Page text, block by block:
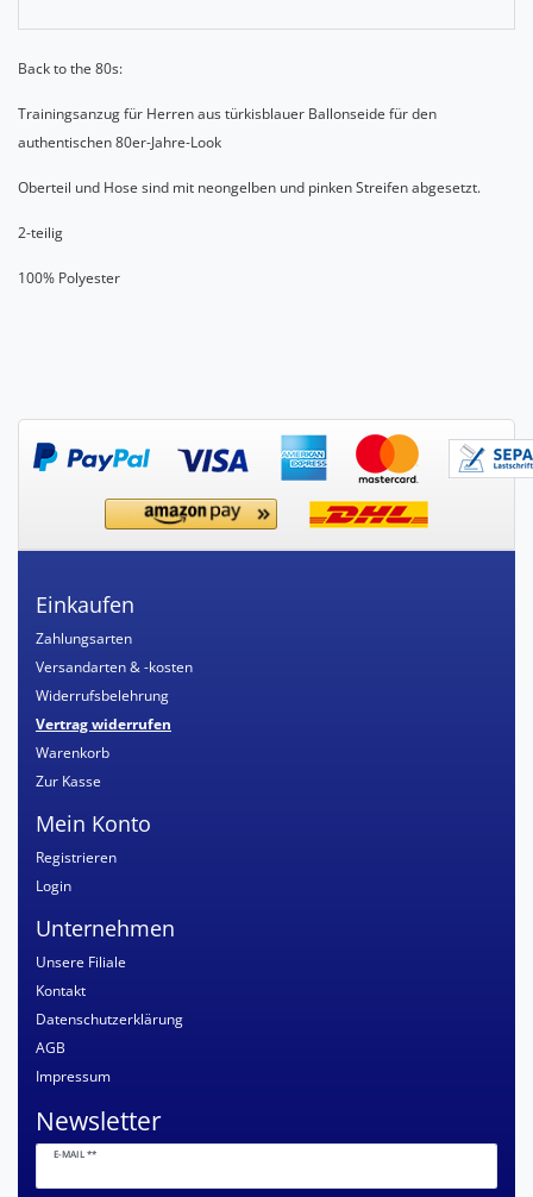
Back to the 80s:
Trainingsanzug für Herren aus türkisblauer Ballonseide für den
authentischen 80er-Jahre-Look
Oberteil und Hose sind mit neongelben und pinken Streifen abgesetzt.
2-teilig
100% Polyester
Einkaufen
Zahlungsarten
Versandarten & -kosten
Widerrufsbelehrung
Vertrag widerrufen
Warenkorb
Zur Kasse
Mein Konto
Registrieren
Login
Unternehmen
Unsere Filiale
Kontakt
Datenschutzerklärung
AGB
Impressum
Newsletter
E-MAIL **
Newsletter
Honig